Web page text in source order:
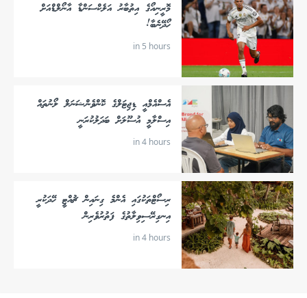
މޮރީނިއޯގެ އިތުބާރު އަލެކްސަންޑާ އާނޯލްޑްއަށް
ހޯދޭނެބާ!
in 5 hours
އެސްއެމްއީ ޑިޖިޓަލްގެ ކޮންވެންޝަނަލް ލޯނުތައް
އިސްލާމީ އުސޫލަށް ބަދަލުކުރަނީ
in 4 hours
ރިސޯޓްތަކުގައި އެންމެ ގިނައިން ޗުއްޓީ ހޭދަކުރީ
އިނގިރޭސިވިލާތުގެ ފަތުރުވެރިން
in 4 hours